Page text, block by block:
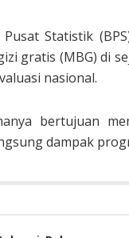
Statistik
gratis (MBG) di
nasional.
bertujuan
dampak